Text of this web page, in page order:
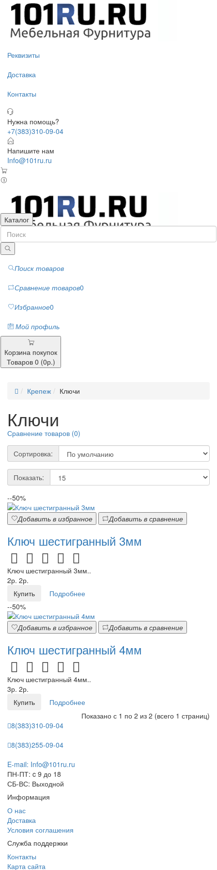
Реквизиты
Доставка
Контакты
Нужна помощь?
+7(383)310-09-04
Напишите нам
Info@101ru.ru
Каталог
Поиск товаров
Сравнение товаров0
Избранное0
Мой профиль
Корзина покупок
Товаров 0 (0р.)
Крепеж Ключи
Ключи
Сравнение товаров (0)
Сортировка:
Показать:
--50%
Добавить в избранное Добавить в сравнение
Ключ шестигранный 3мм
Ключ шестигранный 3мм..
2р. 2р.
Купить
Подробнее
--50%
Добавить в избранное Добавить в сравнение
Ключ шестигранный 4мм
Ключ шестигранный 4мм..
3р. 2р.
Купить
Подробнее
Показано с 1 по 2 из 2 (всего 1 страниц)
8(383)310-09-04
8(383)255-09-04
E-mail: Info@101ru.ru
ПН-ПТ: c 9 до 18
СБ-ВС: Выходной
Информация
О нас
Доставка
Условия соглашения
Служба поддержки
Контакты
Карта сайта